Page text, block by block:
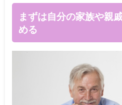
まずは自分の家族や親
める